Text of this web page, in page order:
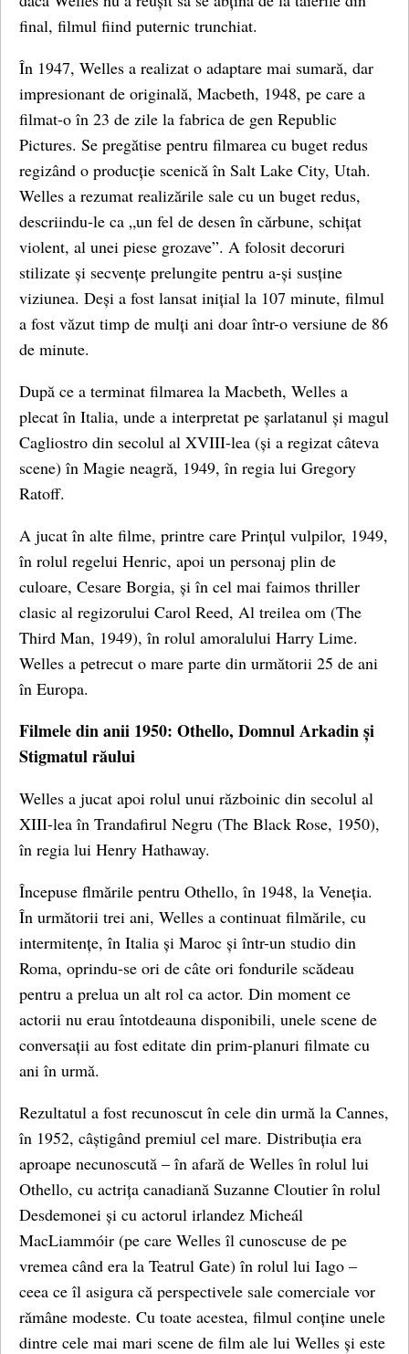
final, filmul fiind puternic trunchiat.
În 1947, Welles a realizat o adaptare mai sumară, dar
impresionant de originală, Macbeth, 1948, pe care a
filmat-o în 23 de zile la fabrica de gen Republic
Pictures. Se pregătise pentru filmarea cu buget redus
regizând o producție scenică în Salt Lake City, Utah.
Welles a rezumat realizările sale cu un buget redus,
descriindu-le ca „un fel de desen în cărbune, schițat
violent, al unei piese grozave”. A folosit decoruri
stilizate și secvențe prelungite pentru a-și susține
viziunea. Deși a fost lansat inițial la 107 minute, filmul
a fost văzut timp de mulți ani doar într-o versiune de 86
de minute.
După ce a terminat filmarea la Macbeth, Welles a
plecat în Italia, unde a interpretat pe șarlatanul și magul
Cagliostro din secolul al XVIII-lea (și a regizat câteva
scene) în Magie neagră, 1949, în regia lui Gregory
Ratoff.
A jucat în alte filme, printre care Prințul vulpilor, 1949,
în rolul regelui Henric, apoi un personaj plin de
culoare, Cesare Borgia, și în cel mai faimos thriller
clasic al regizorului Carol Reed, Al treilea om (The
Third Man, 1949), în rolul amoralului Harry Lime.
Welles a petrecut o mare parte din următorii 25 de ani
în Europa.
Filmele din anii 1950: Othello, Domnul Arkadin și
Stigmatul răului
Welles a jucat apoi rolul unui războinic din secolul al
XIII-lea în Trandafirul Negru (The Black Rose, 1950),
în regia lui Henry Hathaway.
Începuse flmările pentru Othello, în 1948, la Veneția.
În următorii trei ani, Welles a continuat filmările, cu
intermitențe, în Italia și Maroc și într-un studio din
Roma, oprindu-se ori de câte ori fondurile scădeau
pentru a prelua un alt rol ca actor. Din moment ce
actorii nu erau întotdeauna disponibili, unele scene de
conversații au fost editate din prim-planuri filmate cu
ani în urmă.
Rezultatul a fost recunoscut în cele din urmă la Cannes,
în 1952, câștigând premiul cel mare. Distribuția era
aproape necunoscută – în afară de Welles în rolul lui
Othello, cu actrița canadiană Suzanne Cloutier în rolul
Desdemonei și cu actorul irlandez Micheál
MacLiammóir (pe care Welles îl cunoscuse de pe
vremea când era la Teatrul Gate) în rolul lui Iago –
ceea ce îl asigura că perspectivele sale comerciale vor
rămâne modeste. Cu toate acestea, filmul conține unele
dintre cele mai mari scene de film ale lui Welles și este